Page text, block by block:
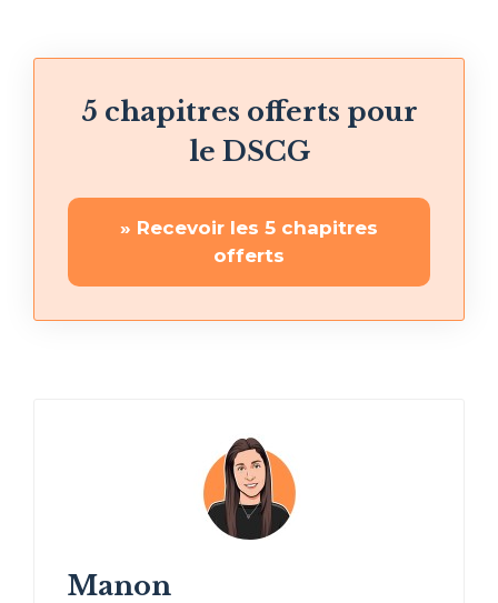
5 chapitres offerts pour
le DSCG
» Recevoir les 5 chapitres
offerts
Manon